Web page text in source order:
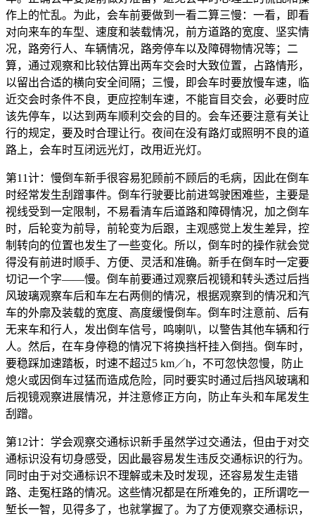
作上的忙乱。为此，会车前要做到一看二算三慢：一看，即看
对向来车的车型、速度和装载情况，前方道路的宽度、坚实情
况，路旁行人、车辆情况，路旁停车以及障碍物情况等；二
算，通过观察和比较估算出两车交会时大致位置，占路情形，
以留出合适的横向安全间隔；三慢，即会车时要放慢车速，临
近交会时条件不良，更应控制车速，不能盲目交会，必要时应
该先停车，以达到两车顺利交会的目的。会车还要注意有关让
行的规定，要及时合理让行。夜间在没有路灯或照明不良的道
路上，会车时互闭远光灯，改用近光灯。
第11计：慢倒车新手很容易犯顾前不顾后的毛病，因此在倒车
时经常发生刮蹭事件。倒车行驶要比前进驾驶困难些，主要是
视线受到一定限制，不易看清车后道路和障碍情况，加之倒车
时，后轮变为前导，前轮变为后跟，主观感觉上发生差异，控
制转向的位置也发生了一些变化。所以，倒车时的操作就会觉
得没有前进时顺手、方便、灵活和准确。新手在倒车时一定要
切记一个字——慢。倒车前要通过观察后视镜和转头透过后挡
风玻璃观察车后和车左右两侧的情况，根据观察到的情况和汽
车的外廓及装载的宽度、高度缓慢倒车。倒车时注意前、后有
无来车和行人，发出倒车信号，鸣喇叭，以警告其他车辆和行
人。然后，在车身停稳的情况下将换挡杆挂入倒挡。倒车时，
要稳踩加速踏板，时速不超过5 km／h，不可忽快忽慢，防止
熄火或因倒车过猛而造成危险，同时要实时通过后挡风玻璃和
后视镜观察进展情况，并注意修正方向，防止车头和车尾发生
刮蹭。
第12计：学会观察交通标识新手虽然学过交通法，但由于对交
通标识没有切身感受，因此最容易发生违反交通标识的行为。
同时由于对交通标识不理解或未及时发现，还容易发生走错
路、走冤枉路的情况。这些情况都是在所难免的，正所谓吃一
堑长一智，见得多了，也就掌握了。为了方便观察交通标识，